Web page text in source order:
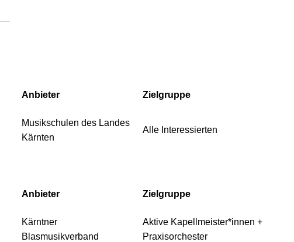
Anbieter Zielgruppe
Musikschulen des Landes
Kärnten
Alle Interessierten
Anbieter Zielgruppe
Kärntner
Blasmusikverband
Aktive Kapellmeister*innen +
Praxisorchester